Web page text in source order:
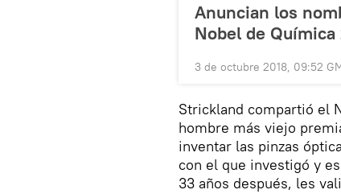
Anuncian los
Nobel de Química
3 de octubre 2018, 09:52
Strickland compartió el
hombre más viejo
inventar las pinzas
con el que investigó y
33 años después, les